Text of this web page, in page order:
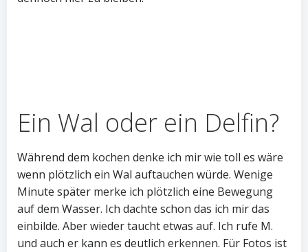
Ein Wal oder ein Delfin?
Während dem kochen denke ich mir wie toll es wäre
wenn plötzlich ein Wal auftauchen würde. Wenige
Minute später merke ich plötzlich eine Bewegung
auf dem Wasser. Ich dachte schon das ich mir das
einbilde. Aber wieder taucht etwas auf. Ich rufe M.
und auch er kann es deutlich erkennen. Für Fotos ist